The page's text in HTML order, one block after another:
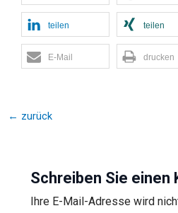
teilen teilen
E-Mail drucken
← zurück
Schreiben Sie einen
Ihre E-Mail-Adresse wird